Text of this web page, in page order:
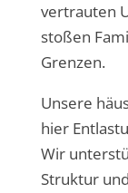
vertrauten
stoßen
Grenzen.
Unsere
hier
Wir
Struktur